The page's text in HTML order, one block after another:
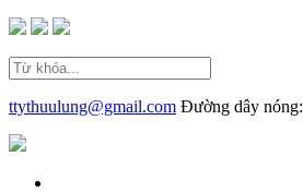
ttythuulung@gmail.com Đường dây nóng: